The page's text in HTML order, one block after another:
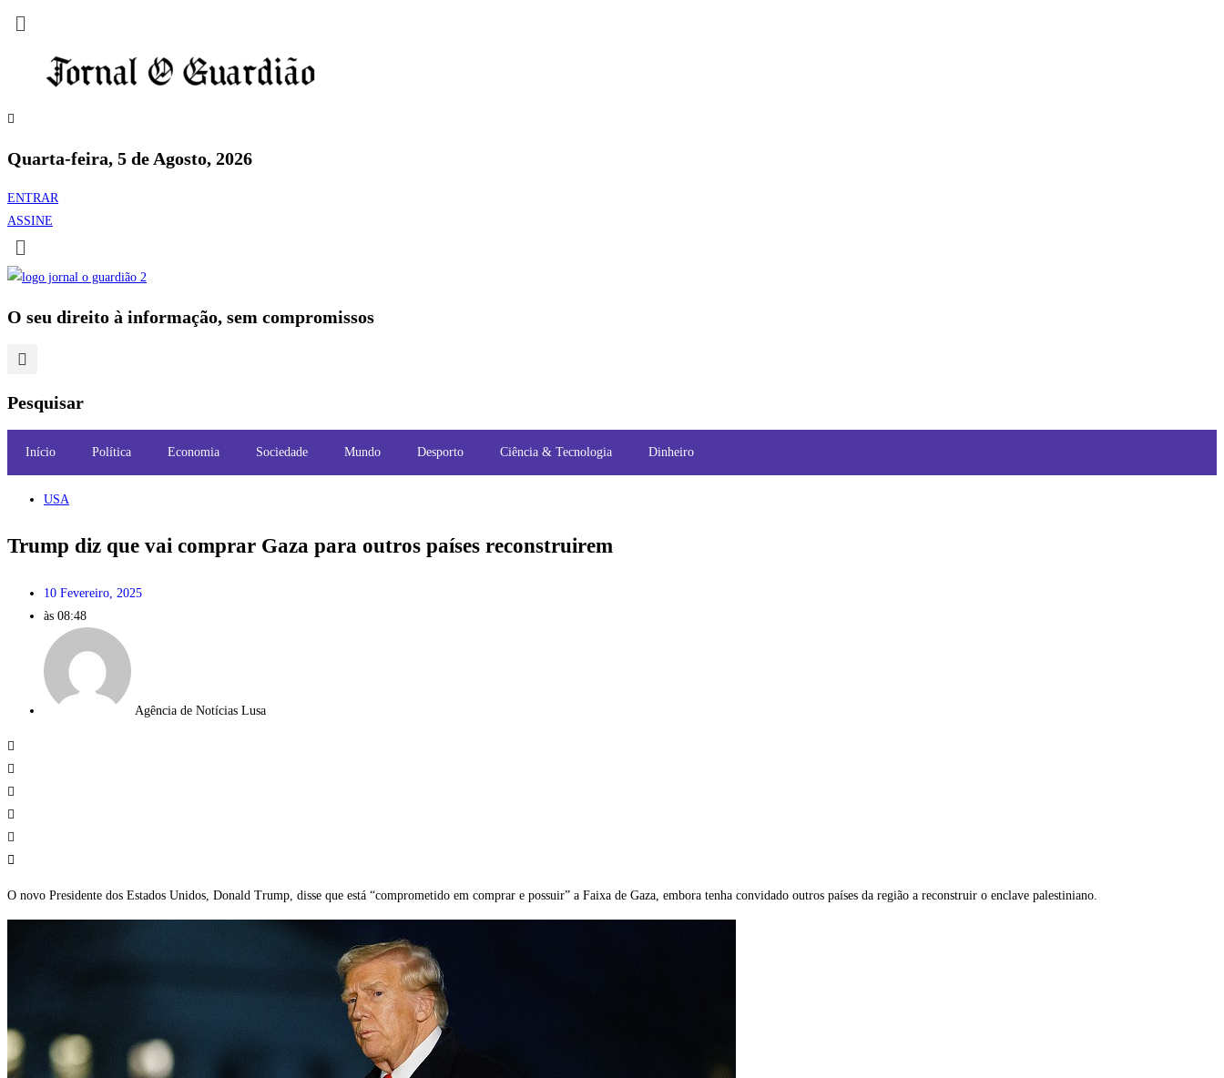
Quarta-feira, 5 de Agosto, 2026
ENTRAR
ASSINE
O seu direito à informação, sem compromissos
Pesquisar
Início Política Economia Sociedade Mundo Desporto Ciência & Tecnologia Dinheiro
USA
Trump diz que vai comprar Gaza para outros países reconstruirem
10 Fevereiro, 2025
às 08:48
Agência de Notícias Lusa
O novo Presidente dos Estados Unidos, Donald Trump, disse que está “comprometido em comprar e possuir” a Faixa de Gaza, embora tenha convidado outros países da região a reconstruir o enclave palestiniano.